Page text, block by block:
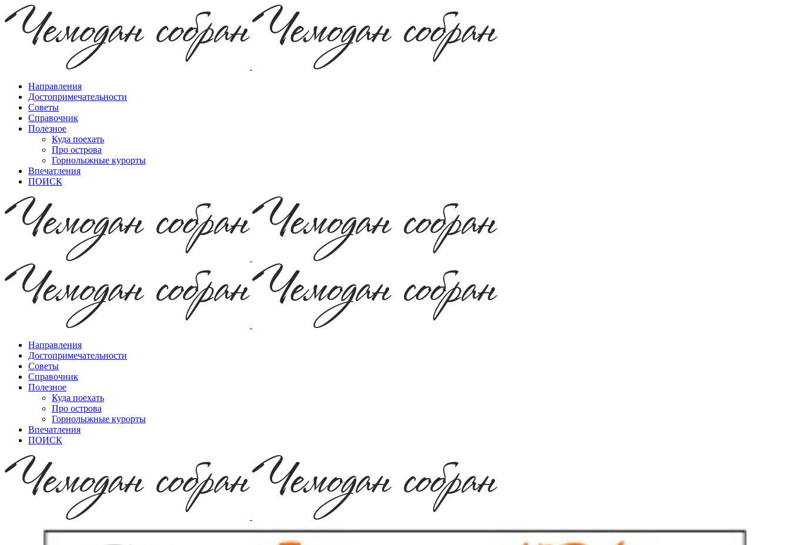
Направления
Достопримечательности
Советы
Справочник
Полезное
Куда поехать
Про острова
Горнолыжные курорты
Впечатления
ПОИСК
Направления
Достопримечательности
Советы
Справочник
Полезное
Куда поехать
Про острова
Горнолыжные курорты
Впечатления
ПОИСК